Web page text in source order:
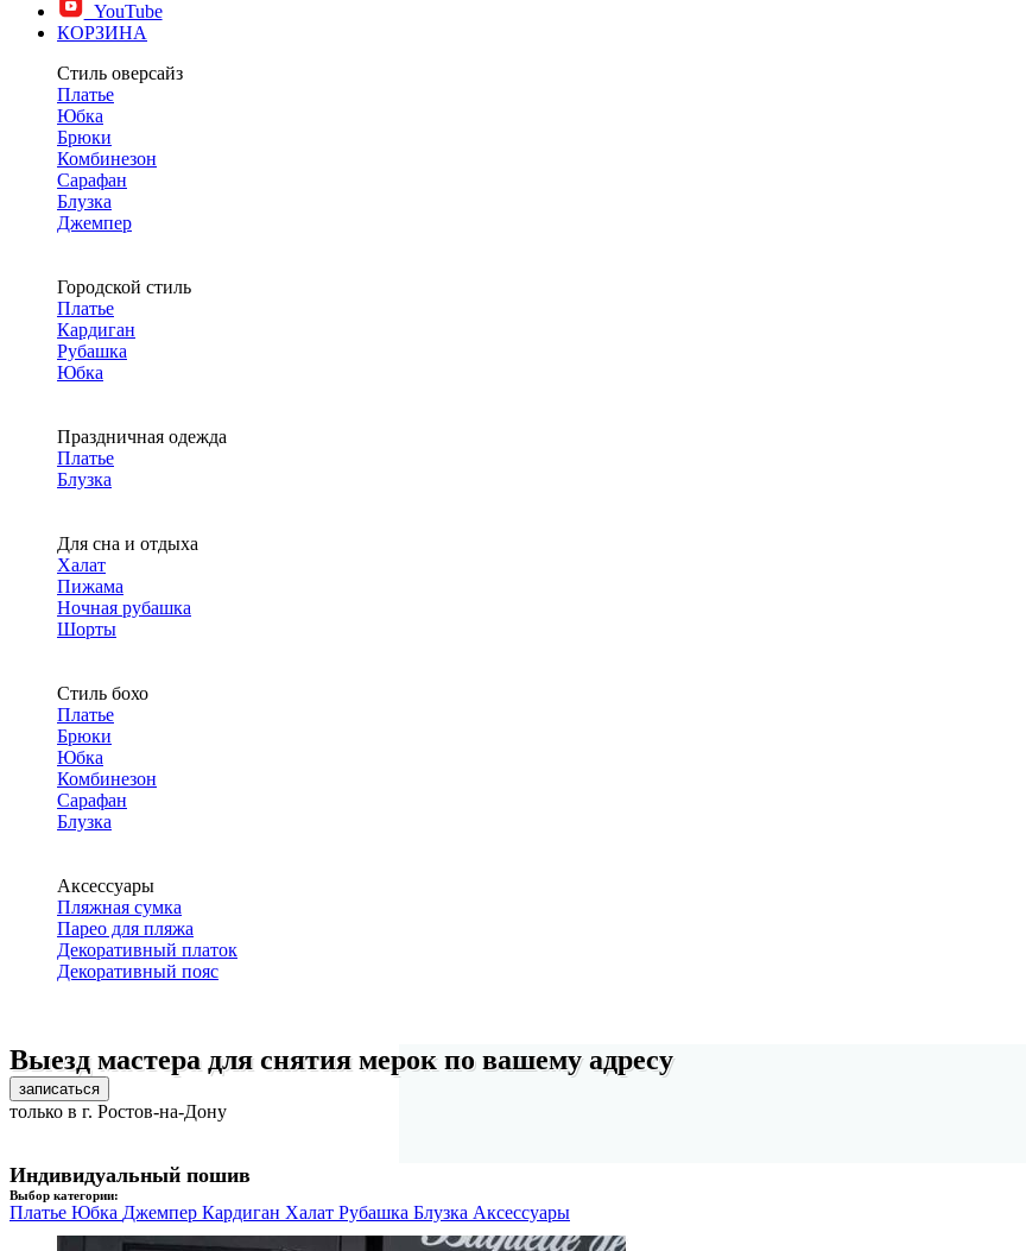
YouTube
КОРЗИНА
Стиль оверсайз
Платье
Юбка
Брюки
Комбинезон
Сарафан
Блузка
Джемпер
Городской стиль
Платье
Кардиган
Рубашка
Юбка
Праздничная одежда
Платье
Блузка
Для сна и отдыха
Халат
Пижама
Ночная рубашка
Шорты
Стиль бохо
Платье
Брюки
Юбка
Комбинезон
Сарафан
Блузка
Аксессуары
Пляжная сумка
Парео для пляжа
Декоративный платок
Декоративный пояс
Выезд мастера для снятия мерок по вашему адресу
записаться
только в г. Ростов-на-Дону
Индивидуальный пошив
Выбор категории:
Платье Юбка Джемпер Кардиган Халат Рубашка Блузка Аксессуары